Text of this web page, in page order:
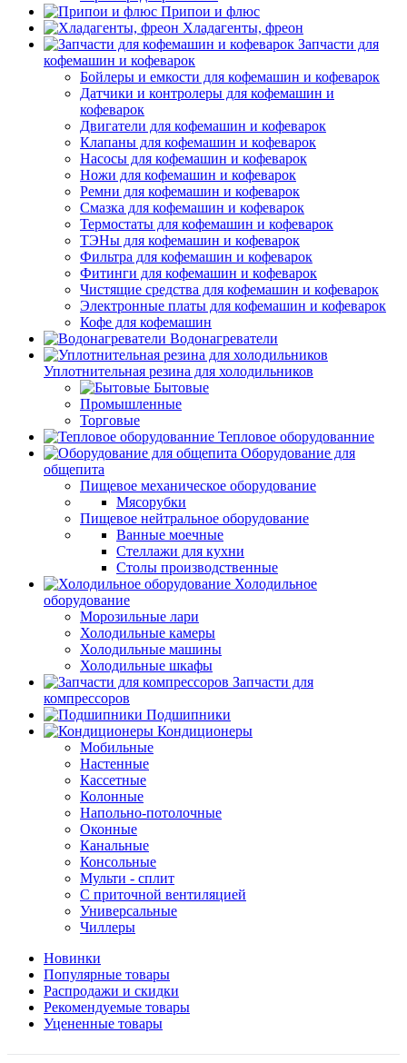
Припои и флюс
Хладагенты, фреон
Запчасти для
кофемашин и кофеварок
Бойлеры и емкости для кофемашин и кофеварок
Датчики и контролеры для кофемашин и
кофеварок
Двигатели для кофемашин и кофеварок
Клапаны для кофемашин и кофеварок
Насосы для кофемашин и кофеварок
Ножи для кофемашин и кофеварок
Ремни для кофемашин и кофеварок
Смазка для кофемашин и кофеварок
Термостаты для кофемашин и кофеварок
ТЭНы для кофемашин и кофеварок
Фильтра для кофемашин и кофеварок
Фитинги для кофемашин и кофеварок
Чистящие средства для кофемашин и кофеварок
Электронные платы для кофемашин и кофеварок
Кофе для кофемашин
Водонагреватели
Уплотнительная резина для холодильников
Бытовые
Промышленные
Торговые
Тепловое оборудованние
Оборудование для
общепита
Пищевое механическое оборудование
Мясорубки
Пищевое нейтральное оборудование
Ванные моечные
Стеллажи для кухни
Столы производственные
Холодильное
оборудование
Морозильные лари
Холодильные камеры
Холодильные машины
Холодильные шкафы
Запчасти для
компрессоров
Подшипники
Кондиционеры
Мобильные
Настенные
Кассетные
Колонные
Напольно-потолочные
Оконные
Канальные
Консольные
Мульти - сплит
С приточной вентиляцией
Универсальные
Чиллеры
Новинки
Популярные товары
Распродажи и скидки
Рекомендуемые товары
Уцененные товары